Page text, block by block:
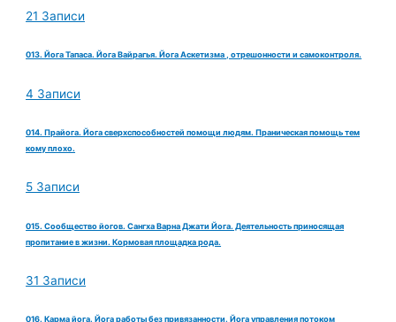
21 Записи
013. Йога Тапаса. Йога Вайрагья. Йога Аскетизма , отрешонности и самоконтроля.
4 Записи
014. Прайога. Йога сверхспособностей помощи людям. Праническая помощь тем
кому плохо.
5 Записи
015. Сообщество йогов. Сангха Варна Джати Йога. Деятельность приносящая
пропитание в жизни. Кормовая площадка рода.
31 Записи
016. Карма йога. Йога работы без привязанности. Йога управления потоком